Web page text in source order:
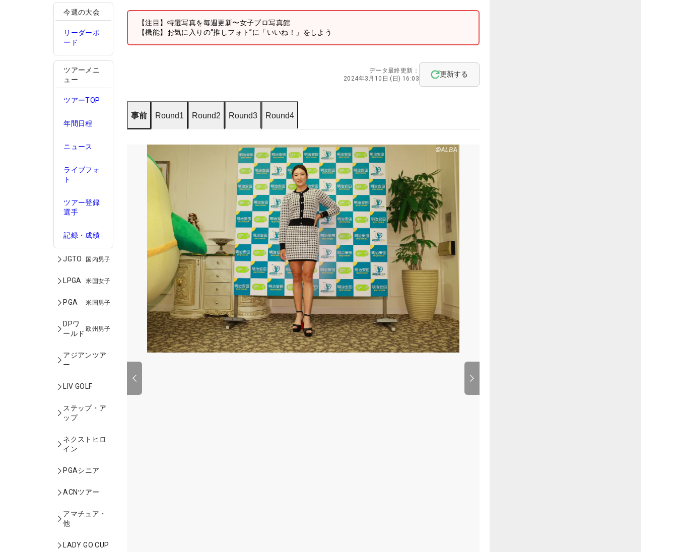
今週の大会
リーダーボ
ード
ツアーメニ
ュー
ツアーTOP
年間日程
ニュース
ライブフォ
ト
ツアー登録
選手
記録・成績
JGTO 国内男子
LPGA 米国女子
PGA 米国男子
DPワ
ールド
欧州男子
アジアンツア
ー
LIV GOLF
ステップ・ア
ップ
ネクストヒロ
イン
PGAシニア
ACNツアー
アマチュア・
他
LADY GO CUP
【注目】特選写真を毎週更新〜女子プロ写真館
【機能】お気に入りの“推しフォト”に「いいね！」をしよう
データ最終更新：
2024年3月10日 (日) 16:03
更新する
事前 Round1 Round2 Round3 Round4